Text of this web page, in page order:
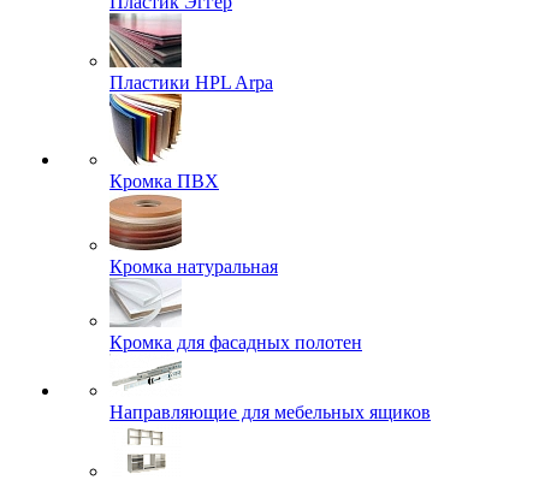
Пластики HPL Arpa
Кромка ПВХ
Кромка натуральная
Кромка для фасадных полотен
Направляющие для мебельных ящиков